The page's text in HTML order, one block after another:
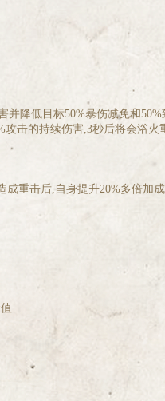
低目标50%暴伤减免和
的持续伤害,3秒后将会浴
重击后,自身提升20%多倍加成